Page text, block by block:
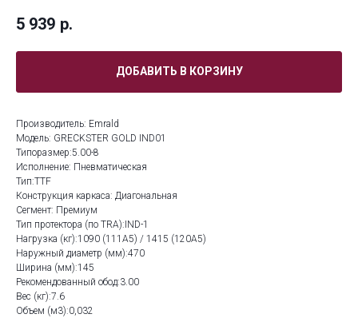
5 939 р.
ДОБАВИТЬ В КОРЗИНУ
Производитель: Emrald
Модель: GRECKSTER GOLD IND01
Типоразмер:5.00-8
Исполнение: Пневматическая
Тип:TTF
Конструкция каркаса: Диагональная
Сегмент: Премиум
Тип протектора (по TRA):IND-1
Нагрузка (кг):1090 (111A5) / 1415 (120A5)
Наружный диаметр (мм):470
Ширина (мм):145
Рекомендованный обод:3.00
Вес (кг):7.6
Объем (м3):0,032